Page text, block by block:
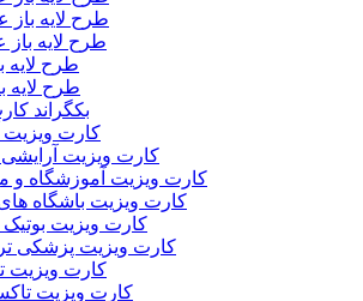
طرح لایه باز
طرح لایه باز
طرح لایه
طرح لایه
بکگراند
کارت ویزیت
کارت ویزیت آرایشی
کارت ویزیت آموزشگاه و
کارت ویزیت باشگاه
کارت ویزیت
کارت ویزیت پزشکی
کارت ویزیت
کارت ویزیت